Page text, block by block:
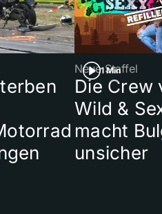
1 Min
Neue Staffel
Die Crew
Wild &
macht
unsicher